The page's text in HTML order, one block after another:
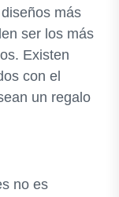
más
ser los más
Existen
con el
un regalo
no es